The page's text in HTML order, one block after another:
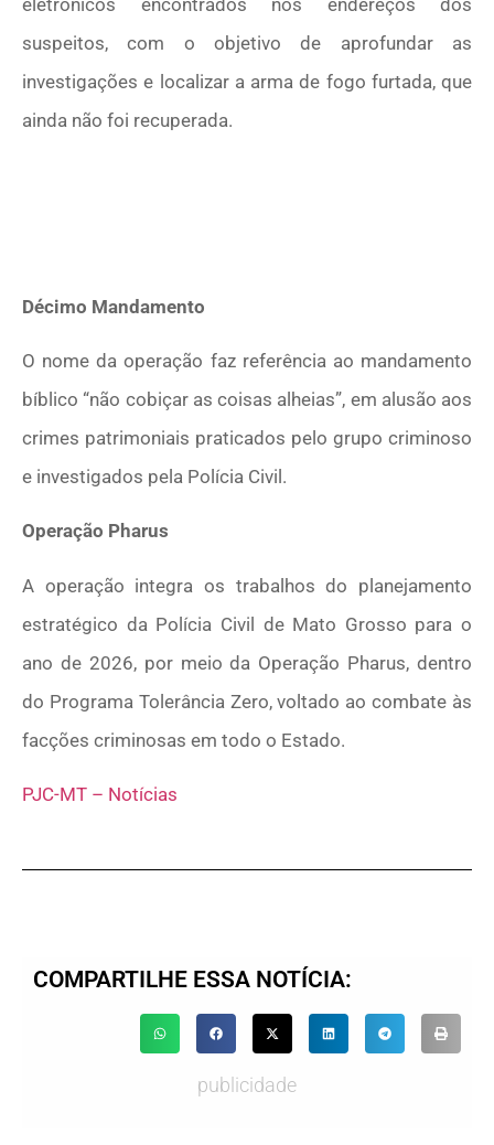
suspeitos, com o objetivo de aprofundar as
investigações e localizar a arma de fogo furtada, que
ainda não foi recuperada.
Décimo Mandamento
O nome da operação faz referência ao mandamento
bíblico “não cobiçar as coisas alheias”, em alusão aos
crimes patrimoniais praticados pelo grupo criminoso
e investigados pela Polícia Civil.
Operação Pharus
A operação integra os trabalhos do planejamento
estratégico da Polícia Civil de Mato Grosso para o
ano de 2026, por meio da Operação Pharus, dentro
do Programa Tolerância Zero, voltado ao combate às
facções criminosas em todo o Estado.
PJC-MT – Notícias
COMPARTILHE ESSA NOTÍCIA:
publicidade